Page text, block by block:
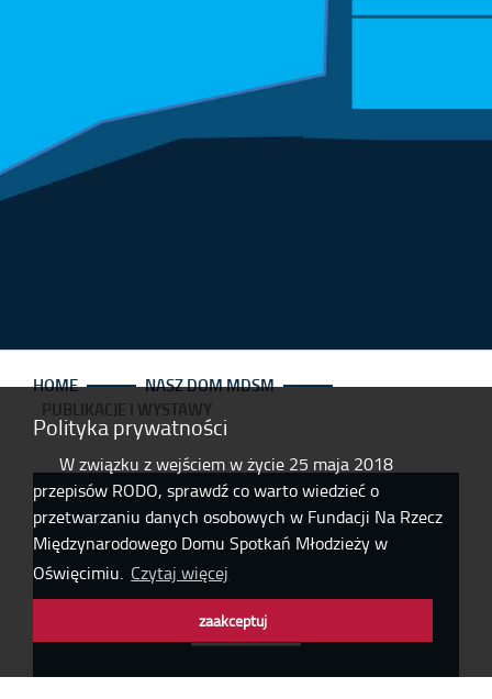
Polityka prywatności
W związku z wejściem w życie 25 maja 2018
przepisów RODO, sprawdź co warto wiedzieć o
przetwarzaniu danych osobowych w Fundacji Na Rzecz
Międzynarodowego Domu Spotkań Młodzieży w
Oświęcimiu. Czytaj więcej
zaakceptuj
HOME
NASZ DOM MDSM
PUBLIKACJE I WYSTAWY
PUBLIKACJE